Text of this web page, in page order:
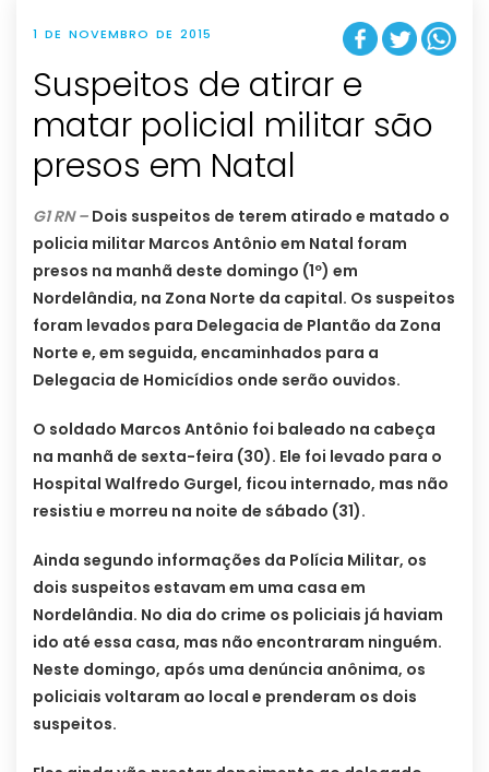
1 DE NOVEMBRO DE 2015
Suspeitos de atirar e
matar policial militar são
presos em Natal
G1 RN – Dois suspeitos de terem atirado e matado o
policia militar Marcos Antônio em Natal foram
presos na manhã deste domingo (1º) em
Nordelândia, na Zona Norte da capital. Os suspeitos
foram levados para Delegacia de Plantão da Zona
Norte e, em seguida, encaminhados para a
Delegacia de Homicídios onde serão ouvidos.
O soldado Marcos Antônio foi baleado na cabeça
na manhã de sexta-feira (30). Ele foi levado para o
Hospital Walfredo Gurgel, ficou internado, mas não
resistiu e morreu na noite de sábado (31).
Ainda segundo informações da Polícia Militar, os
dois suspeitos estavam em uma casa em
Nordelândia. No dia do crime os policiais já haviam
ido até essa casa, mas não encontraram ninguém.
Neste domingo, após uma denúncia anônima, os
policiais voltaram ao local e prenderam os dois
suspeitos.